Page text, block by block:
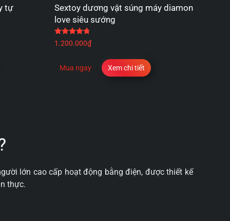
tự
Sextoy dương vật súng máy diamon
love siêu sướng
1.200.000₫
Mua ngay Xem chi tiết
lớn cao cấp hoạt động bằng điện, được thiết kế
thực.